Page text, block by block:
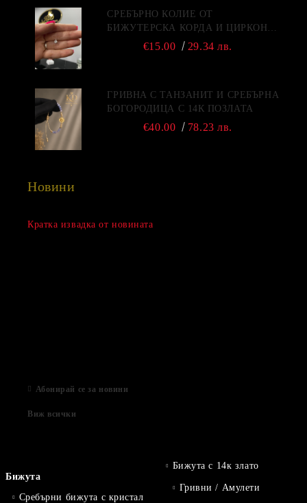
СРЕБЪРНО КОЛИЕ ОТ
БИЖУТЕРСКА КОРДА И ЦИРКОН -
€15.00 29.34 лв.
ГРИВНА С ТАНЗАНИТ И СРЕБЪРНА
БОГОРОДИЦА С 14К ПОЗЛАТА
€40.00 78.23 лв.
Новини
Кратка извадка от новината
Абонирай се за новини
Виж всички
Бижута
Сребърни бижута с кристал
Бижута с 14к злато
Гривни / Амулети